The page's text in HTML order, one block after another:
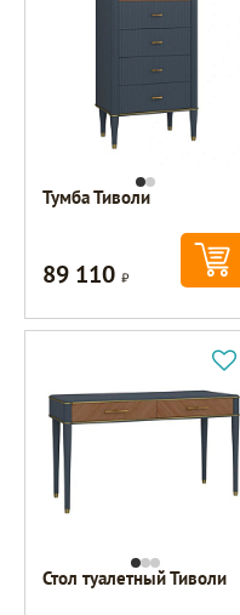
Тумба Тиволи
89 110Р
Стол туалетный Тиволи